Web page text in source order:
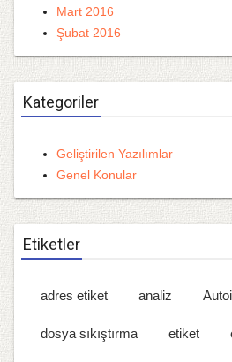
Mart 2016
Şubat 2016
Kategoriler
Geliştirilen Yazılımlar
Genel Konular
Etiketler
adres etiket analiz
dosya sıkıştırma etiket